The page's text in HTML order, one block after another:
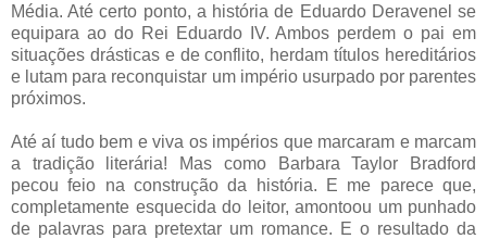
Média. Até certo ponto, a história de Eduardo Deravenel se
equipara ao do Rei Eduardo IV. Ambos perdem o pai em
situações drásticas e de conflito, herdam títulos hereditários
e lutam para reconquistar um império usurpado por parentes
próximos.
Até aí tudo bem e viva os impérios que marcaram e marcam
a tradição literária! Mas como Barbara Taylor Bradford
pecou feio na construção da história. E me parece que,
completamente esquecida do leitor, amontoou um punhado
de palavras para pretextar um romance. E o resultado da